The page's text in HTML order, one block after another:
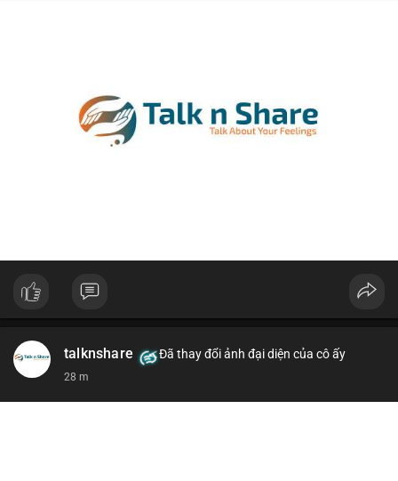
talknshare Đã thay đổi ảnh đại diện của cô ấy
28 m